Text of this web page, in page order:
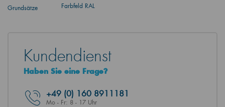
Grundsätze
Farbfeld RAL
Kundendienst
Haben Sie eine Frage?
+49 (0) 160 8911181
Mo - Fr: 8 - 17 Uhr